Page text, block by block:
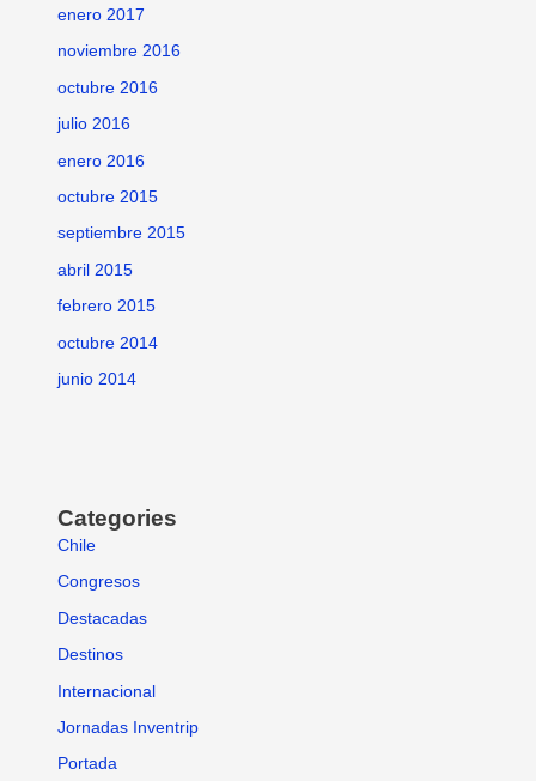
enero 2017
noviembre 2016
octubre 2016
julio 2016
enero 2016
octubre 2015
septiembre 2015
abril 2015
febrero 2015
octubre 2014
junio 2014
Categories
Chile
Congresos
Destacadas
Destinos
Internacional
Jornadas Inventrip
Portada